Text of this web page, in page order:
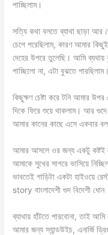
পাচ্ছিলাম।
সত্যি কথা বলতে ব্যাথা ছাড়া
চেপে পরেছিলাম, কারণ আমার
দেহের উপরে তুলেছি। আমি
পাচ্ছিলো না, এটা বুঝতে পারছিলাম।
কিছুক্ষণ চেষ্টা করে টনি আমার
দিকে ফিরে শুয়ে থাকলাম। আর
আমার কানের কাছে এসে একবার
আমার আসলে ওর জন্য একটু কষ্টই
আমাকে সুখের সাগরে ভাসিয়ে
ভাবতেই গাড়িটা একটা হাইওয়ে
story বাংলাদেশী গুদ বিদেশী ধোন
ব্যাথায় হাঁটতে পারবোনা, তাই
আমার জন্য স্যান্ডউইচ, এনার্জি